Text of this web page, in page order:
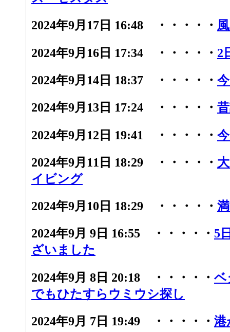
2024年9月17日 16:48 ・・・・・
2024年9月16日 17:34 ・・・・・ 2
2024年9月14日 18:37 ・・・・・
2024年9月13日 17:24 ・・・・・
2024年9月12日 19:41 ・・・・・
2024年9月11日 18:29 ・・・・・
イビング
2024年9月10日 18:29 ・・・・・
2024年9月 9日 16:55 ・・・・・ 5
ざいました
2024年9月 8日 20:18 ・・・・・ ベ
でもひたすらウミウシ探し
2024年9月 7日 19:49 ・・・・・ 港